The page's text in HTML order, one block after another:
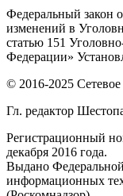
Федеральный закон
изменений в
статью 151
Федерации»
© 2016-2025
Гл. редактор
Регистрационный
декабря 2016 года.
Выдано
информационных